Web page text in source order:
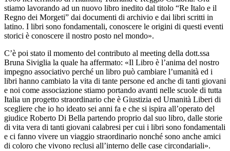
stiamo lavorando ad un nuovo libro inedito dal titolo “Re Italo e il
Regno dei Morgeti” dai documenti di archivio e dai libri scritti in
latino. I libri sono fondamentali, conoscere le origini di questi eventi
storici è conoscere il nostro posto nel mondo».
C’è poi stato il momento del contributo al meeting della dott.ssa
Bruna Siviglia la quale ha affermato: «Il Libro è l’anima del nostro
impegno associativo perché un libro può cambiare l’umanità ed i
libri hanno cambiato la vita di tante persone ed anche di tanti giovani
e noi come associazione stiamo portando avanti nelle scuole di tutta
Italia un progetto straordinario che è Giustizia ed Umanità Liberi di
scegliere che io ho ideato sei anni fa e che si ispira all’operato del
giudice Roberto Di Bella partendo proprio dal suo libro, dalle storie
di vita vera di tanti giovani calabresi per cui i libri sono fondamentali
e ci fanno vivere un viaggio straordinario nonché sono anche amici
di coloro che vivono reclusi all’interno delle case circondariali».